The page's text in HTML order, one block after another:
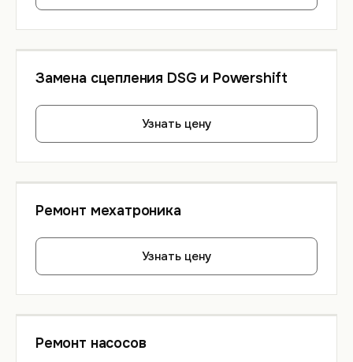
Замена сцепления DSG и Powershift
Узнать цену
Ремонт мехатроника
Узнать цену
Ремонт насосов